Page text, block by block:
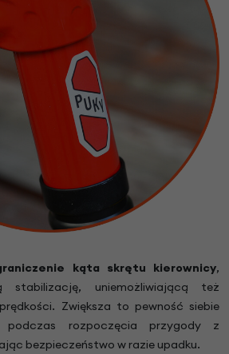
kąta skrętu kierownicy,
stabilizację, uniemożliwiającą też
Zwiększa to pewność siebie
podczas rozpoczęcia przygody z
bezpieczeństwo w razie upadku.